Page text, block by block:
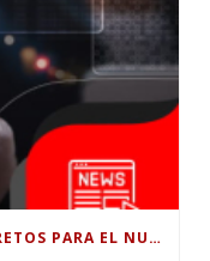
FINTECH Y FINANZAS ABIERTAS: RETOS PARA EL NUEVO GOBIERNO COLOMBIANO